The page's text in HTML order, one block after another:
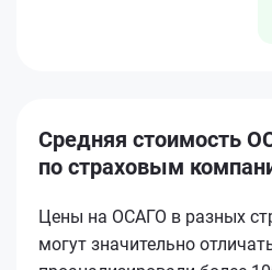
Средняя стоимость
по страховым
Цены на ОСАГО в разных
могут значительно